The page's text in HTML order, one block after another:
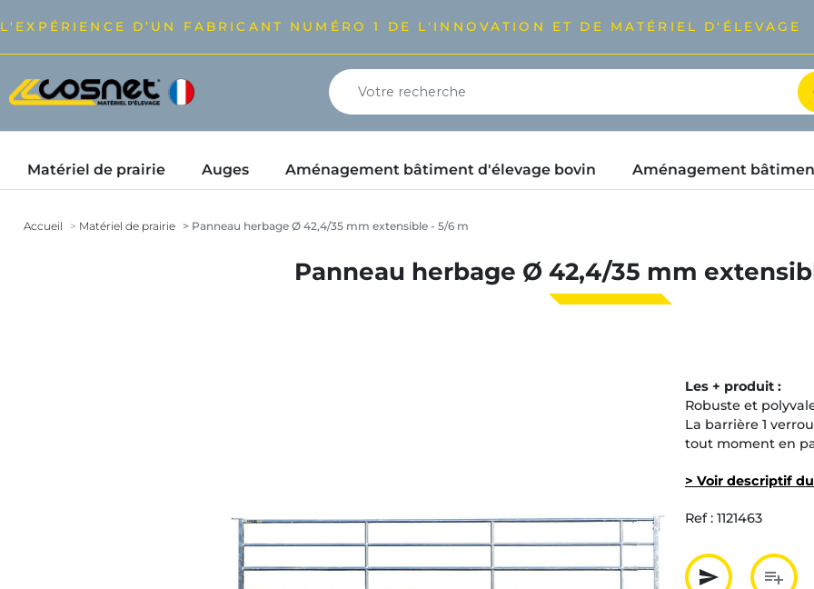
L'EXPÉRIENCE D’UN FABRICANT NUMÉRO 1 DE L'INNOVATION ET DE MATÉRIEL D'ÉLEVAGE
Matériel de prairie Auges Aménagement bâtiment d'élevage bovin Aménagement
Accueil Matériel de prairie Panneau herbage Ø 42,4/35 mm extensible - 5/6 m
Panneau herbage Ø 42,4/35 mm
Les + produit :
Robuste et
La barrière 1
tout moment en
> Voir descriptif
Ref : 1121463
send playlist_add